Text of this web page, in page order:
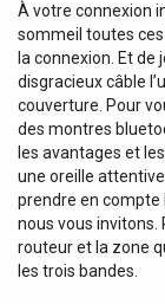
À votre connexion
sommeil toutes
la connexion. Et
disgracieux câble
couverture. Pour
des montres
les avantages et
une oreille attentive
prendre en compte
nous vous invitons.
routeur et la zone
les trois bandes.